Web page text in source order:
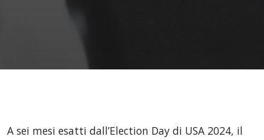
A sei mesi esatti dall’Election Day di USA 2024, il